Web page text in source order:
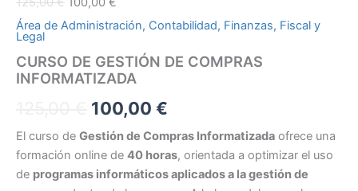
Área de Administración, Contabilidad, Finanzas, Fiscal y
Legal
CURSO DE GESTIÓN DE COMPRAS
INFORMATIZADA
100,00 €
El curso de Gestión de Compras Informatizada ofrece una
formación online de 40 horas, orientada a optimizar el uso
de programas informáticos aplicados a la gestión de